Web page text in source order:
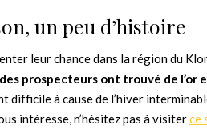
un peu d’histoire
leur chance dans la région du
prospecteurs ont trouvé de l’or
difficile à cause de l’hiver
intéresse, n’hésitez pas à visiterce